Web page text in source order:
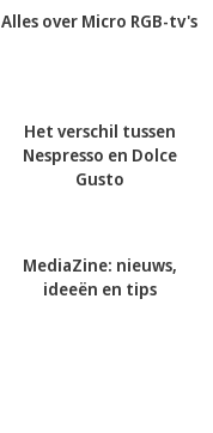
Alles over Micro RGB-tv's
Het verschil tussen
Nespresso en Dolce
Gusto
MediaZine: nieuws,
ideeën en tips